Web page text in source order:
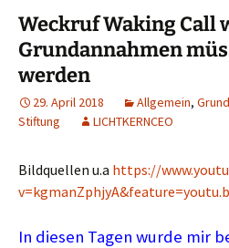
Weckruf Waking Call
Grundannahmen
werden
29. April 2018 Allgemein,
Stiftung
LICHTKERNCEO
Bildquellen u.a https://
In diesen Tagen wurde mir